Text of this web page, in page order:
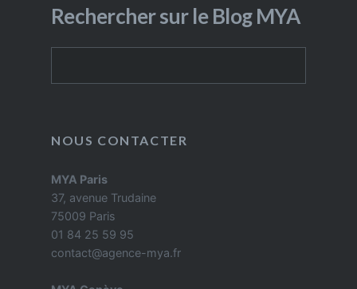
Rechercher sur le Blog MYA
NOUS CONTACTER
MYA Paris
37, avenue Trudaine
75009 Paris
01 84 25 59 95
contact@agence-mya.fr